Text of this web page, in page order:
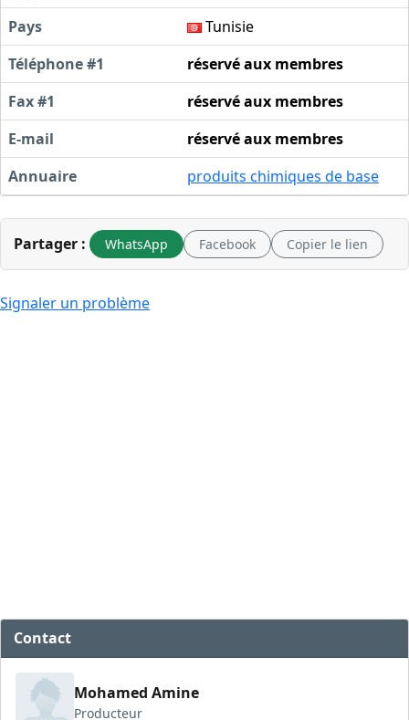
Pays
Tunisie
Téléphone #1
réservé aux membres
Fax #1
réservé aux membres
E-mail
réservé aux membres
Annuaire
produits chimiques de base
Partager : WhatsApp Facebook Copier le lien
Signaler un problème
Contact
Mohamed Amine
Producteur